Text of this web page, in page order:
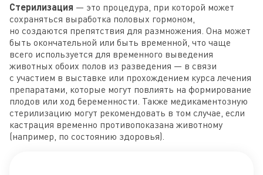
Стерилизация — это процедура, при которой может
сохраняться выработка половых гормоном,
но создаются препятствия для размножения. Она может
быть окончательной или быть временной, что чаще
всего используется для временного выведения
животных обоих полов из разведения — в связи
с участием в выставке или прохождением курса лечения
препаратами, которые могут повлиять на формирование
плодов или ход беременности. Также медикаментозную
стерилизацию могут рекомендовать в том случае, если
кастрация временно противопоказана животному
(например, по состоянию здоровья).